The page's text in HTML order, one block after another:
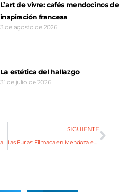
L’art de vivre: cafés mendocinos de
inspiración francesa
3 de agosto de 2026
La estética del hallazgo
31 de julio de 2026
Reabre Abrasado y su cocina de carnes maduradas
SIGUIENTE
Las Furias: Filmada en Mendoza es la más vista en TV